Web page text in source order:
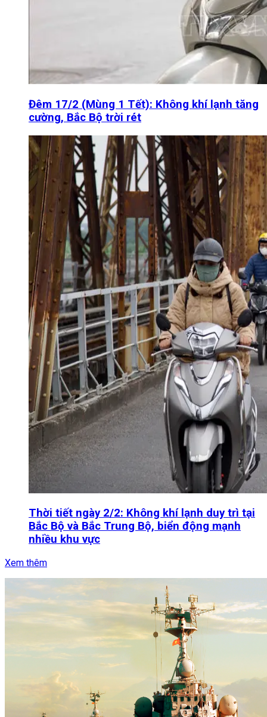
Đêm 17/2 (Mùng 1 Tết): Không khí lạnh tăng
cường, Bắc Bộ trời rét
Thời tiết ngày 2/2: Không khí lạnh duy trì tại
Bắc Bộ và Bắc Trung Bộ, biển động mạnh
nhiều khu vực
Xem thêm